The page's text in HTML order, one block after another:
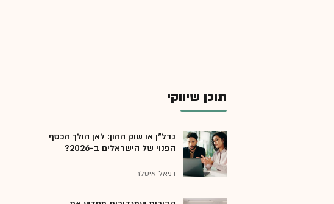
תוכן שיווקי
נדל"ן או שוק ההון: לאן הולך הכסף
הפנוי של הישראלים ב-2026?
דניאל איסלר